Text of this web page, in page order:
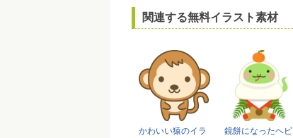
関連する無料イラスト素材
かわいい猿のイラ
鏡餅になったヘビ